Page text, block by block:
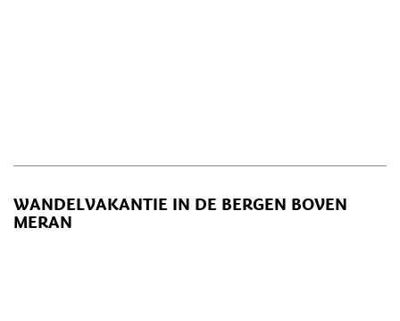
WANDELVAKANTIE IN DE BERGEN BOVEN
MERAN